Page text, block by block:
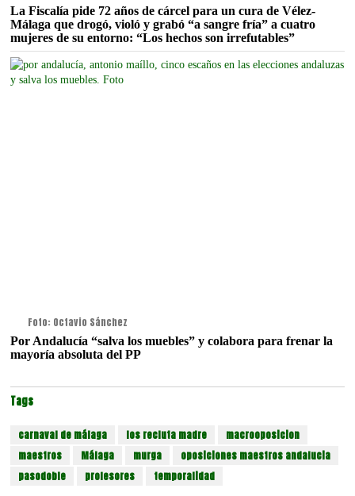
La Fiscalía pide 72 años de cárcel para un cura de Vélez-
Málaga que drogó, violó y grabó “a sangre fría” a cuatro
mujeres de su entorno: “Los hechos son irrefutables”
Foto: Octavio Sánchez
Por Andalucía “salva los muebles” y colabora para frenar la
mayoría absoluta del PP
Tags
carnaval de málaga los recluta madre
macrooposicion
maestros
Málaga murga
oposiciones maestros andalucia
pasodoble
profesores temporalidad